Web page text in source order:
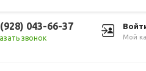
Мой
043-66-37
звонок